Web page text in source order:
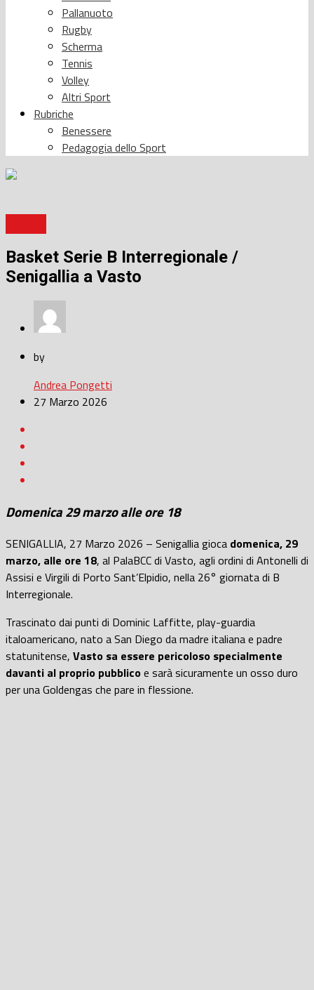
Pallanuoto
Rugby
Scherma
Tennis
Volley
Altri Sport
Rubriche
Benessere
Pedagogia dello Sport
Basket Serie B Interregionale /
Senigallia a Vasto
by
Andrea Pongetti
27 Marzo 2026
Domenica 29 marzo alle ore 18
SENIGALLIA, 27 Marzo 2026 – Senigallia gioca domenica, 29
marzo, alle ore 18, al PalaBCC di Vasto, agli ordini di Antonelli di
Assisi e Virgili di Porto Sant’Elpidio, nella 26° giornata di B
Interregionale.
Trascinato dai punti di Dominic Laffitte, play-guardia
italoamericano, nato a San Diego da madre italiana e padre
statunitense, Vasto sa essere pericoloso specialmente
davanti al proprio pubblicoe sarà sicuramente un osso duro
per una Goldengas che pare in flessione.